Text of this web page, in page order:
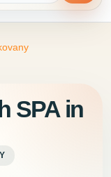
SPA in